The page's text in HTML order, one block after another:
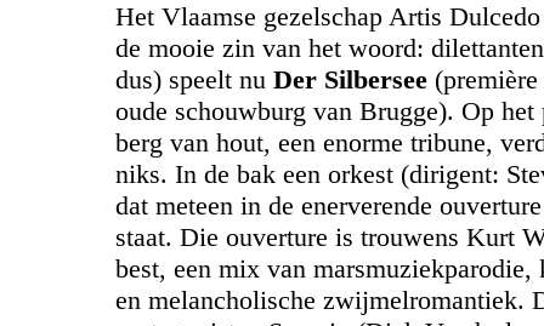
Het Vlaamse gezelschap Artis
de mooie zin van het woord:
dus) speelt nu Der Silbersee
oude schouwburg van Brugge). Op het
berg van hout, een enorme tribune,
niks. In de bak een orkest (dirigent:
dat meteen in de enerverende
staat. Die ouverture is trouwens Kurt
best, een mix van marsmuziekparodie,
en melancholische zwijmelromantiek.